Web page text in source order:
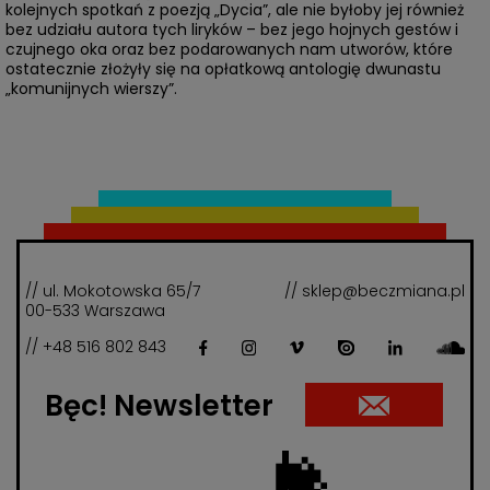
kolejnych spotkań z poezją „Dycia”, ale nie byłoby jej również
bez udziału autora tych liryków – bez jego hojnych gestów i
czujnego oka oraz bez podarowanych nam utworów, które
ostatecznie złożyły się na opłatkową antologię dwunastu
„komunijnych wierszy”.
// ul. Mokotowska 65/7
00-533 Warszawa
// sklep@beczmiana.pl
// +48 516 802 843
Bęc! Newsletter